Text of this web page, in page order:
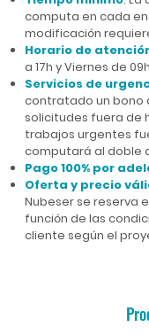
computa en cada
modificación
Horario de
a 17h y Viernes de
Servicios de
contratado un bono
solicitudes fuera de
trabajos urgentes
computará al doble
Pago 100% por
Oferta y precio
Nubeser se reserva
función de las
cliente según el